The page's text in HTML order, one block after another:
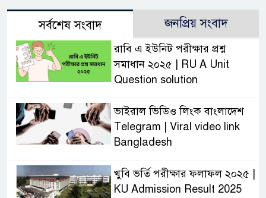
সর্বশেষ সংবাদ জনপ্রিয় সংবাদ
রাবি এ ইউনিট পরীক্ষার প্রশ্ন
সমাধান ২০২৫ | RU A Unit
Question solution
ভাইরাল ভিডিও লিংক বাংলাদেশ
Telegram | Viral video link
Bangladesh
খুবি ভর্তি পরীক্ষার ফলাফল ২০২৫ |
KU Admission Result 2025